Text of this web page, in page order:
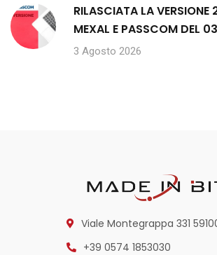
RILASCIATA LA VERSIONE
MEXAL E PASSCOM DEL
3 Agosto 2026
Viale Montegrappa 331
+39 0574 1853030